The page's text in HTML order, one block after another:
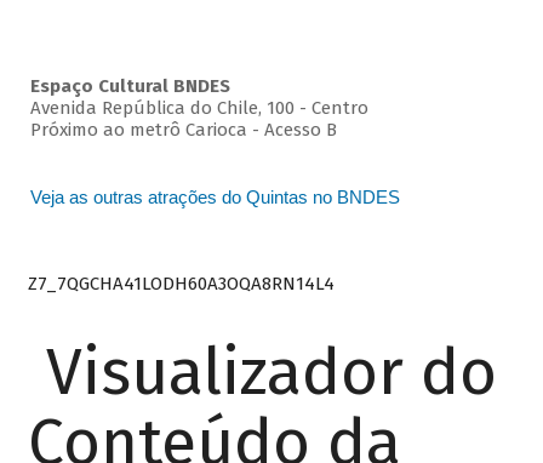
Espaço Cultural BNDES
Avenida República do Chile, 100 - Centro
Próximo ao metrô Carioca - Acesso B
Veja as outras atrações do Quintas no BNDES
Z7_7QGCHA41LODH60A3OQA8RN14L4
Visualizador do
Conteúdo da